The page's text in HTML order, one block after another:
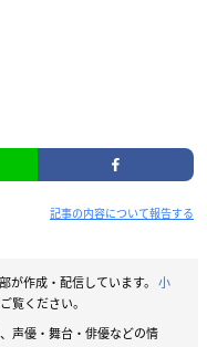
記事の内容について報告する
が作成・配信しています。 小
覧ください。
声優・舞台・俳優などの情